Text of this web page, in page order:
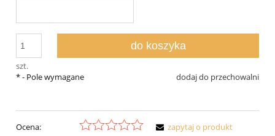
szt.
do koszyka
dodaj do przechowalni
*- Pole wymagane
Ocena:
zapytaj o produkt